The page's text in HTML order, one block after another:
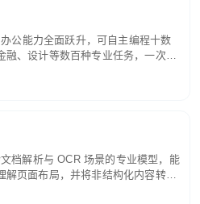
公能力全面跃升，可自主编程十数
融、设计等数百种专业任务，一次对
觉理解贯穿规划、执行与验证全流
语义解析。长程任务中自主规划与
档解析与 OCR 场景的专业模型，能
解页面布局，并将非结构化内容转换
构化结果。